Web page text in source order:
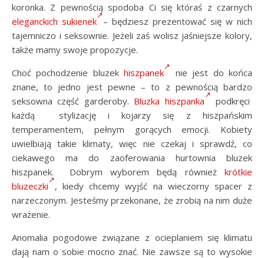
koronka. Z pewnością spodoba Ci się któraś z czarnych
eleganckich sukienek – będziesz prezentować się w nich
tajemniczo i seksownie. Jeżeli zaś wolisz jaśniejsze kolory,
także mamy swoje propozycje.
Choć pochodzenie bluzekhiszpanek
nie jest do końca
znane, to jedno jest pewne – to z pewnością bardzo
seksowna część garderoby. Bluzka hiszpanka
podkręci
każdą stylizację i kojarzy się z hiszpańskim
temperamentem, pełnym gorących emocji. Kobiety
uwielbiają takie klimaty, więc nie czekaj i sprawdź, co
ciekawego ma do zaoferowania hurtownia bluzek
hiszpanek. Dobrym wyborem będą również krótkie
bluzeczki
, kiedy chcemy wyjść na wieczorny spacer z
narzeczonym. Jesteśmy przekonane, że zrobią na nim duże
wrażenie.
Anomalia pogodowe związane z ocieplaniem się klimatu
dają nam o sobie mocno znać. Nie zawsze są to wysokie